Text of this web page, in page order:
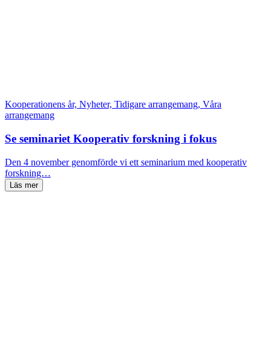
Kooperationens år, Nyheter, Tidigare arrangemang, Våra
arrangemang
Se seminariet Kooperativ forskning i fokus
Den 4 november genomförde vi ett seminarium med kooperativ
forskning…
Läs mer